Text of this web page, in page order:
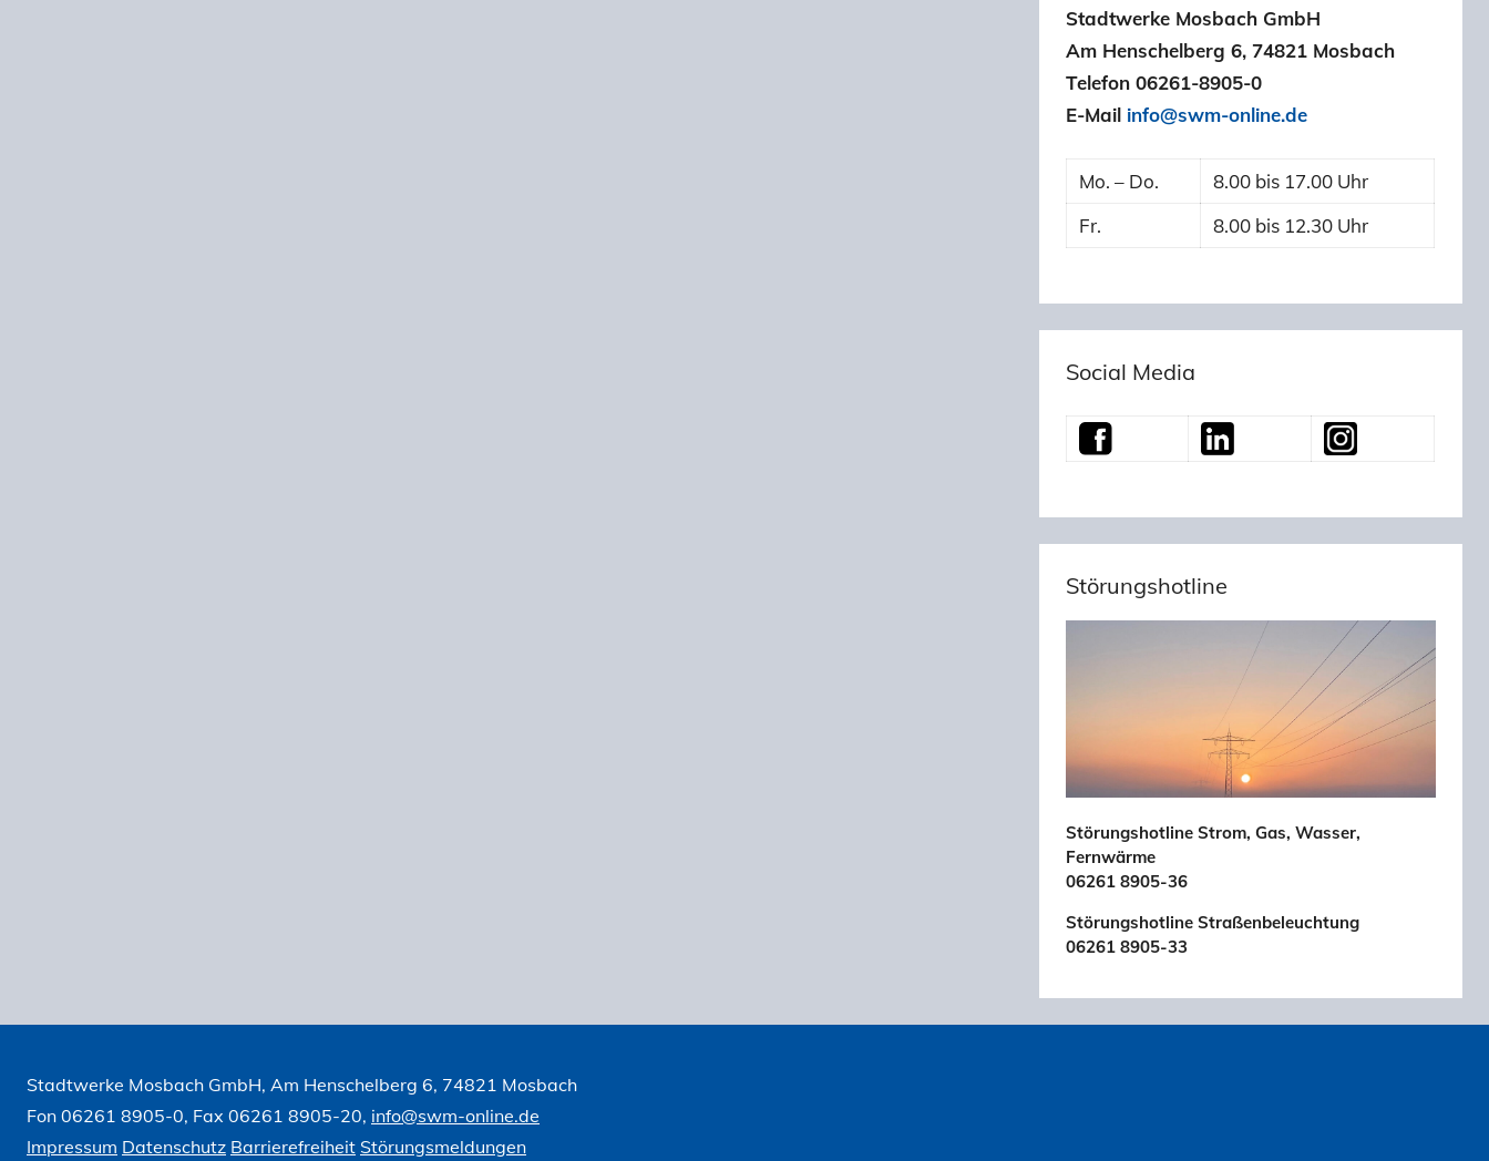
Stadtwerke Mosbach GmbH
Am Henschelberg 6, 74821 Mosbach
Telefon 06261-8905-0
E-Mail info@swm-online.de
Mo. – Do.
8.00 bis 17.00 Uhr
Fr.
8.00 bis 12.30 Uhr
Social Media
Störungshotline
Störungshotline Strom, Gas, Wasser,
Fernwärme
06261 8905-36
Störungshotline Straßenbeleuchtung
06261 8905-33
Stadtwerke Mosbach GmbH, Am Henschelberg 6, 74821 Mosbach
Fon 06261 8905-0, Fax 06261 8905-20, info@swm-online.de
Impressum Datenschutz Barrierefreiheit Störungsmeldungen